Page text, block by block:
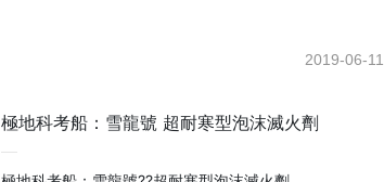
2019-06-11
極地科考船：雪龍號 超耐寒型泡沫滅火劑